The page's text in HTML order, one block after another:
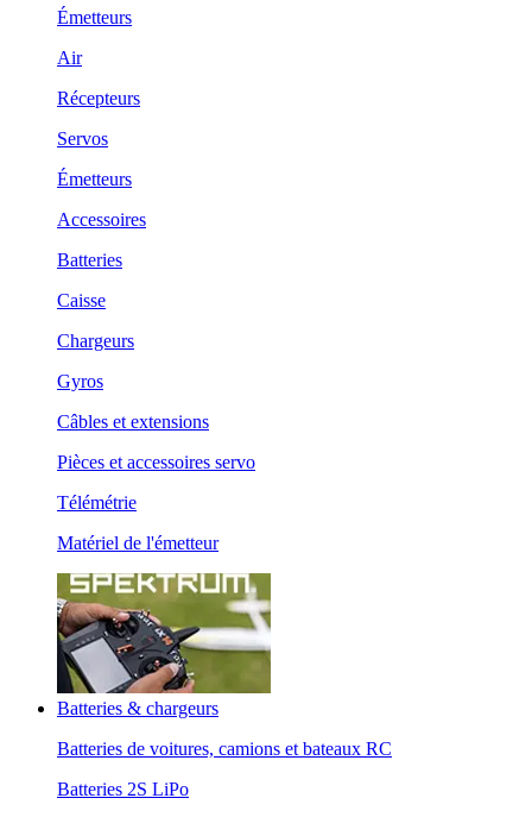
Émetteurs
Air
Récepteurs
Servos
Émetteurs
Accessoires
Batteries
Caisse
Chargeurs
Gyros
Câbles et extensions
Pièces et accessoires servo
Télémétrie
Matériel de l'émetteur
Batteries & chargeurs
Batteries de voitures, camions et bateaux RC
Batteries 2S LiPo